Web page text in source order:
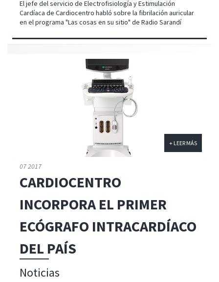
El jefe del servicio de Electrofisiología y Estimulación
Cardíaca de Cardiocentro habló sobre la fibrilación auricular
en el programa "Las cosas en su sitio" de Radio Sarandí
07 2017
CARDIOCENTRO
INCORPORA EL PRIMER
ECÓGRAFO INTRACARDÍACO
DEL PAÍS
Noticias
+ LEER MÁS